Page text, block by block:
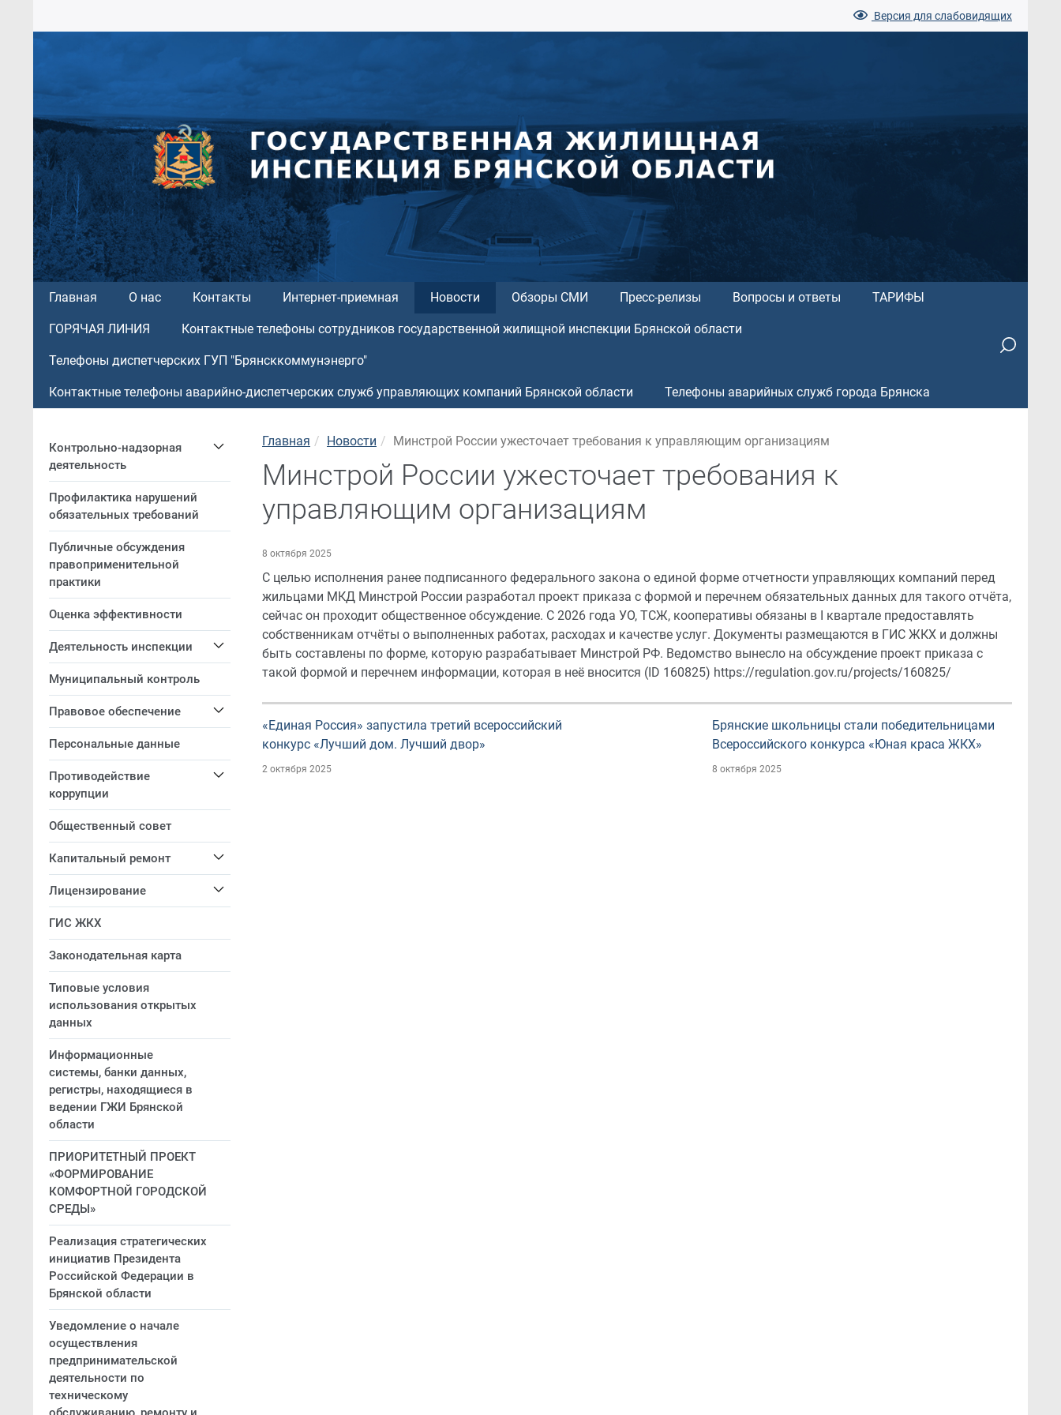
Версия для слабовидящих
Главная О нас Контакты Интернет-приемная Новости Обзоры СМИ Пресс-релизы Вопросы и ответы ТАРИФЫ
ГОРЯЧАЯ ЛИНИЯ Контактные телефоны сотрудников государственной жилищной инспекции Брянской области
Телефоны диспетчерских ГУП "Брянсккоммунэнерго"
Контактные телефоны аварийно-диспетчерских служб управляющих компаний Брянской области Телефоны аварийных служб города Брянска
Контрольно-надзорная
деятельность
Профилактика нарушений
обязательных требований
Публичные обсуждения
правоприменительной
практики
Оценка эффективности
Деятельность инспекции
Муниципальный контроль
Правовое обеспечение
Персональные данные
Противодействие
коррупции
Общественный совет
Капитальный ремонт
Лицензирование
ГИС ЖКХ
Законодательная карта
Типовые условия
использования открытых
данных
Информационные
системы, банки данных,
регистры, находящиеся в
ведении ГЖИ Брянской
области
ПРИОРИТЕТНЫЙ ПРОЕКТ
«ФОРМИРОВАНИЕ
КОМФОРТНОЙ ГОРОДСКОЙ
СРЕДЫ»
Реализация стратегических
инициатив Президента
Российской Федерации в
Брянской области
Уведомление о начале
осуществления
предпринимательской
деятельности по
техническому
Главная Новости Минстрой России ужесточает требования к управляющим организациям
Минстрой России ужесточает требования к
управляющим организациям
8 октября 2025
С целью исполнения ранее подписанного федерального закона о единой форме отчетности управляющих компаний перед
жильцами МКД Минстрой России разработал проект приказа с формой и перечнем обязательных данных для такого отчёта,
сейчас он проходит общественное обсуждение. С 2026 года УО, ТСЖ, кооперативы обязаны в I квартале предоставлять
собственникам отчёты о выполненных работах, расходах и качестве услуг. Документы размещаются в ГИС ЖКХ и должны
быть составлены по форме, которую разрабатывает Минстрой РФ. Ведомство вынесло на обсуждение проект приказа с
такой формой и перечнем информации, которая в неё вносится (ID 160825) https://regulation.gov.ru/projects/160825/
«Единая Россия» запустила третий всероссийский
конкурс «Лучший дом. Лучший двор»
2 октября 2025
Брянские школьницы стали победительницами
Всероссийского конкурса «Юная краса ЖКХ»
8 октября 2025